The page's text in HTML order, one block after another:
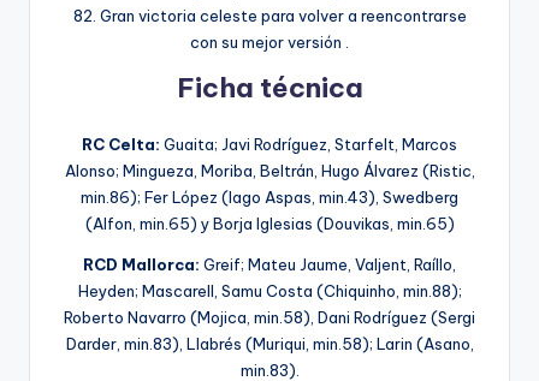
82. Gran victoria celeste para volver a reencontrarse
con su mejor versión .
Ficha técnica
RC Celta: Guaita; Javi Rodríguez, Starfelt, Marcos
Alonso; Mingueza, Moriba, Beltrán, Hugo Álvarez (Ristic,
min.86); Fer López (Iago Aspas, min.43), Swedberg
(Alfon, min.65) y Borja Iglesias (Douvikas, min.65)
RCD Mallorca: Greif; Mateu Jaume, Valjent, Raíllo,
Heyden; Mascarell, Samu Costa (Chiquinho, min.88);
Roberto Navarro (Mojica, min.58), Dani Rodríguez (Sergi
Darder, min.83), Llabrés (Muriqui, min.58); Larin (Asano,
min.83).